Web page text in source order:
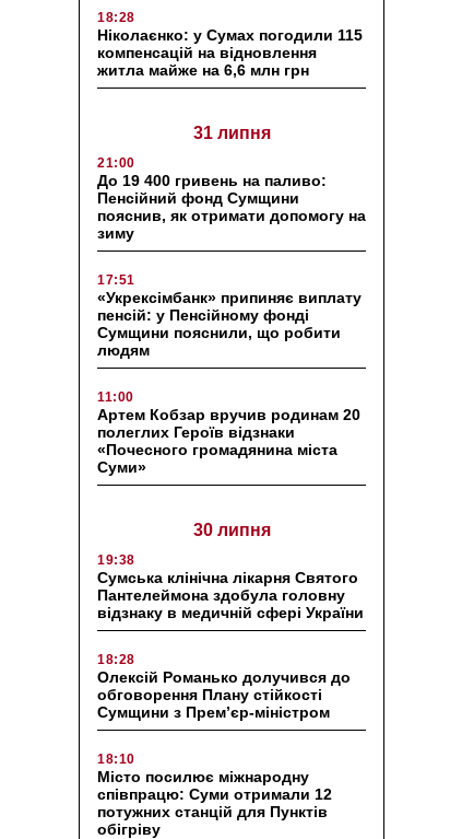
18:28
Ніколаєнко: у Сумах погодили 115
компенсацій на відновлення
житла майже на 6,6 млн грн
31 липня
21:00
До 19 400 гривень на паливо:
Пенсійний фонд Сумщини
пояснив, як отримати допомогу на
зиму
17:51
«Укрексімбанк» припиняє виплату
пенсій: у Пенсійному фонді
Сумщини пояснили, що робити
людям
11:00
Артем Кобзар вручив родинам 20
полеглих Героїв відзнаки
«Почесного громадянина міста
Суми»
30 липня
19:38
Сумська клінічна лікарня Святого
Пантелеймона здобула головну
відзнаку в медичній сфері України
18:28
Олексій Романько долучився до
обговорення Плану стійкості
Сумщини з Прем’єр-міністром
18:10
Місто посилює міжнародну
співпрацю: Суми отримали 12
потужних станцій для Пунктів
обігріву